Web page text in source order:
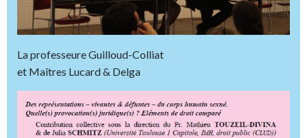
La professeure Guilloud-Colliat
et Maîtres Lucard & Delga